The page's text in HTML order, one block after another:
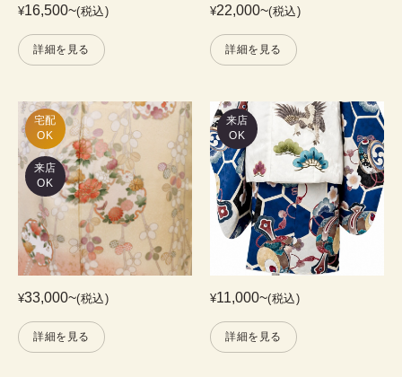
¥16,500~(税込)
詳細を見る
¥22,000~(税込)
詳細を見る
宅配
OK
来店
OK
¥33,000~(税込)
詳細を見る
来店
OK
¥11,000~(税込)
詳細を見る